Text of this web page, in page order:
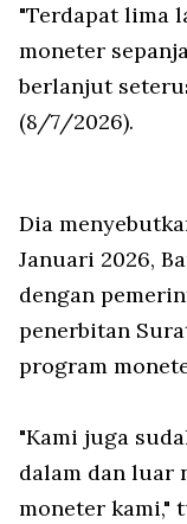
"Terdapat lima
moneter
berlanjut
(8/7/2026).
Dia
Januari 2026,
dengan
penerbitan
program
"Kami juga
dalam dan luar
moneter kami,"